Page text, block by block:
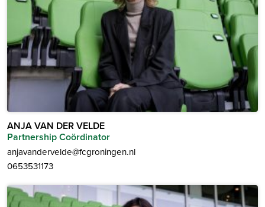
ANJA VAN DER VELDE
Partnership Coördinator
anjavandervelde@fcgroningen.nl
0653531173